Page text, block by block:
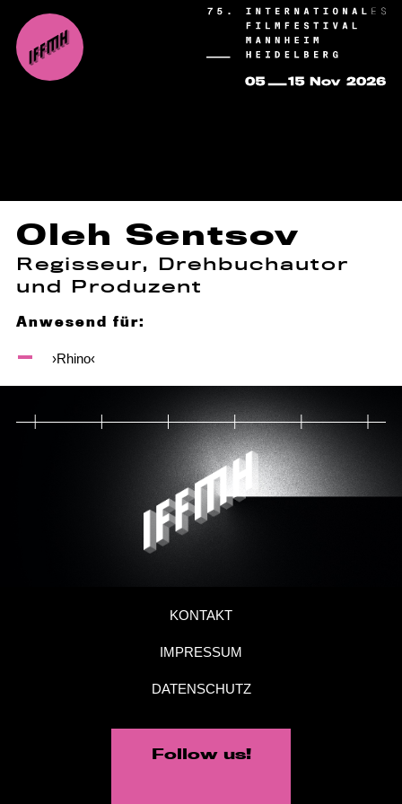
Oleh Sentsov
Regisseur, Drehbuchautor
und Produzent
Anwesend für:
›Rhino‹
KONTAKT
IMPRESSUM
DATENSCHUTZ
Follow us!